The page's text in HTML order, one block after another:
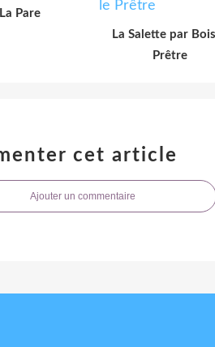
La Pare
La Salette par
Prêtre
cet article
Ajouter un commentaire